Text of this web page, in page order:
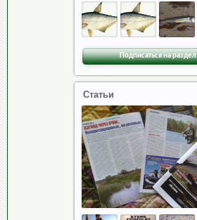
Подписаться на раздел
Статьи